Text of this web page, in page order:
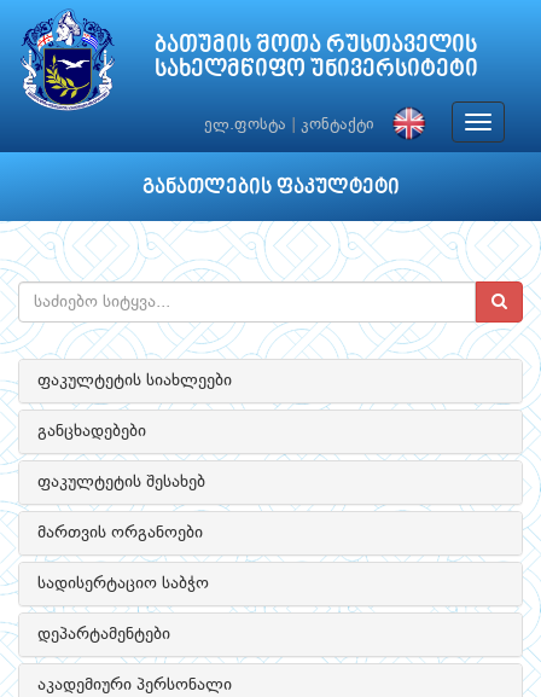
ბათუმის შოთა რუსთაველის
სახელმწიფო უნივერსიტეტი
ელ.ფოსტა კონტაქტი
Toggle
განათლების ფაკულტეტი
ფაკულტეტის სიახლეები
განცხადებები
ფაკულტეტის შესახებ
მართვის ორგანოები
სადისერტაციო საბჭო
დეპარტამენტები
აკადემიური პერსონალი